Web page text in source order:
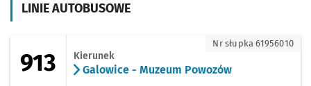
LINIE AUTOBUSOWE
913 - kierunek Galowice - Muzeum
913 Kierunek
Galowice - Muzeum Powozów
Nr słupka 61956010